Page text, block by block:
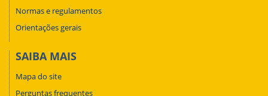
Normas e regulamentos
Orientações gerais
SAIBA MAIS
Mapa do site
Perguntas frequentes